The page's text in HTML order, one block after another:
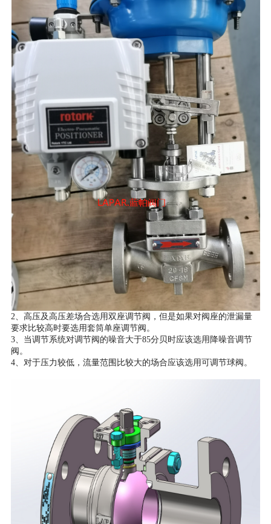
2、高压及高压差场合选用双座调节阀，但是如果对阀座的泄漏量
要求比较高时要选用套筒单座调节阀。
3、当调节系统对调节阀的噪音大于85分贝时应该选用降噪音调节
阀。
4、对于压力较低，流量范围比较大的场合应该选用可调节球阀。